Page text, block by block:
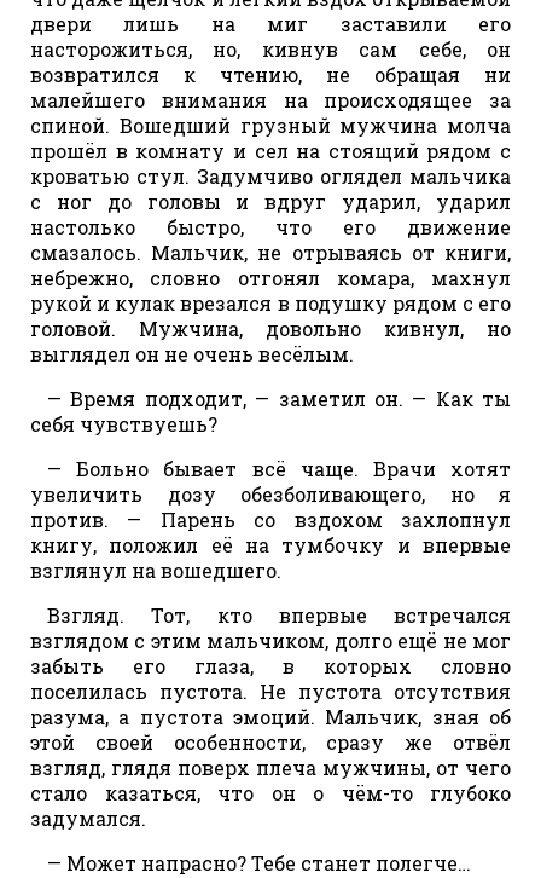
двери лишь на миг заставили его
насторожиться, но, кивнув сам себе, он
возвратился к чтению, не обращая ни
малейшего внимания на происходящее за
спиной. Вошедший грузный мужчина молча
прошёл в комнату и сел на стоящий рядом с
кроватью стул. Задумчиво оглядел мальчика
с ног до головы и вдруг ударил, ударил
настолько быстро, что его движение
смазалось. Мальчик, не отрываясь от книги,
небрежно, словно отгонял комара, махнул
рукой и кулак врезался в подушку рядом с его
головой. Мужчина, довольно кивнул, но
выглядел он не очень весёлым.
— Время подходит, — заметил он. — Как ты
себя чувствуешь?
— Больно бывает всё чаще. Врачи хотят
увеличить дозу обезболивающего, но я
против. — Парень со вздохом захлопнул
книгу, положил её на тумбочку и впервые
взглянул на вошедшего.
Взгляд. Тот, кто впервые встречался
взглядом с этим мальчиком, долго ещё не мог
забыть его глаза, в которых словно
поселилась пустота. Не пустота отсутствия
разума, а пустота эмоций. Мальчик, зная об
этой своей особенности, сразу же отвёл
взгляд, глядя поверх плеча мужчины, от чего
стало казаться, что он о чём-то глубоко
задумался.
— Может напрасно? Тебе станет полегче…